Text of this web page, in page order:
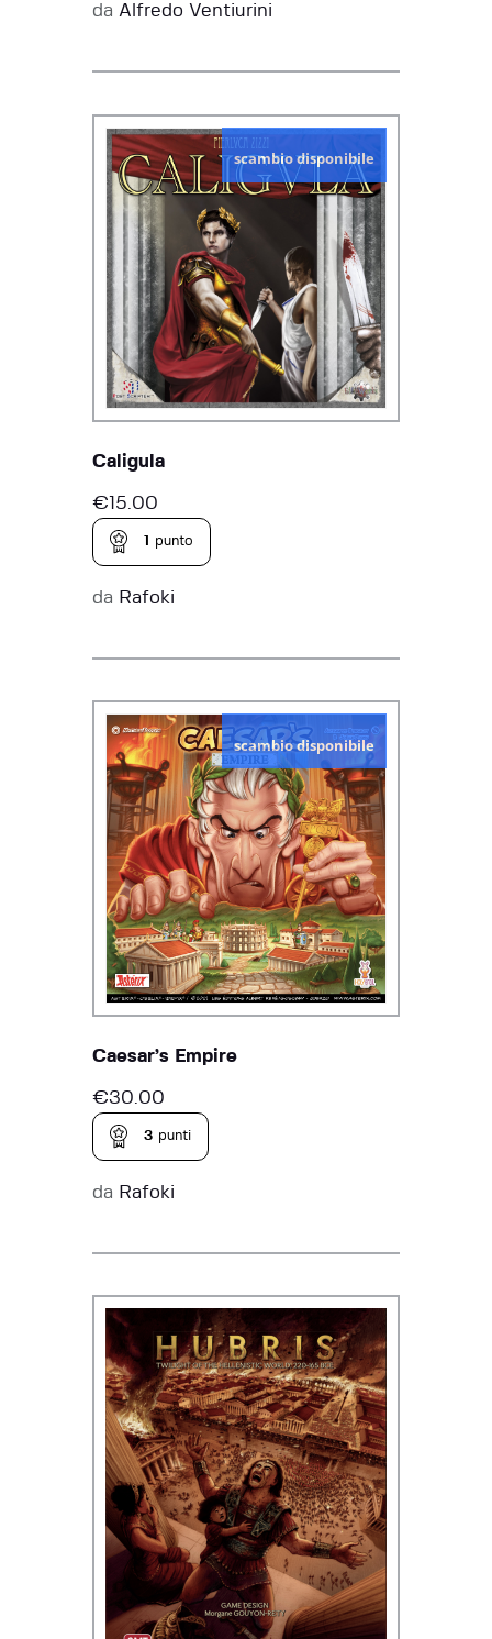
da Alfredo Ventiurini
scambio disponibile
Caligula
€15.00
1 punto
da Rafoki
scambio disponibile
Caesar’s Empire
€30.00
3 punti
da Rafoki